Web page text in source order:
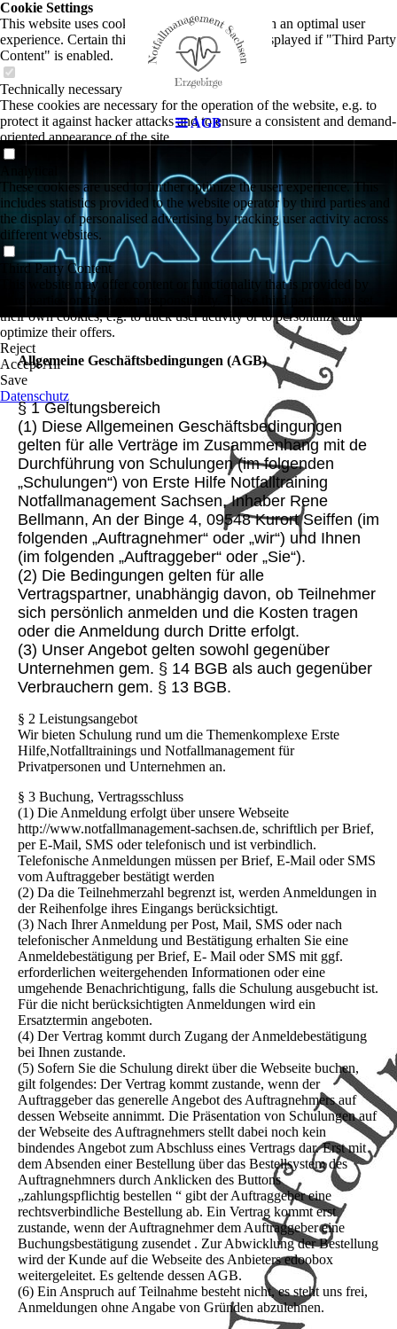
AGB
Allgemeine Geschäftsbedingungen (AGB)
§ 1 Geltungsbereich
(1) Diese Allgemeinen Geschäftsbedingungen
gelten für alle Verträge im Zusammenhang mit de
Durchführung von Schulungen (im folgenden
„Schulungen“) von Erste Hilfe Notfalltraining
Notfallmanagement Sachsen, Inhaber Rene
Bellmann, An der Binge 4, 09548 Kurort Seiffen (im
folgenden „Auftragnehmer“ oder „wir“) und Ihnen
(im folgenden „Auftraggeber“ oder „Sie“).
(2) Die Bedingungen gelten für alle
Vertragspartner, unabhängig davon, ob Teilnehmer
sich persönlich anmelden und die Kosten tragen
oder die Anmeldung durch Dritte erfolgt.
(3) Unser Angebot gelten sowohl gegenüber
Unternehmen gem. § 14 BGB als auch gegenüber
Verbrauchern gem. § 13 BGB.
§ 2 Leistungsangebot
Wir bieten Schulung rund um die Themenkomplexe Erste
Hilfe,Notfalltrainings und Notfallmanagement für
Privatpersonen und Unternehmen an.
§ 3 Buchung, Vertragsschluss
(1) Die Anmeldung erfolgt über unsere Webseite
http://www.notfallmanagement-sachsen.de, schriftlich per Brief,
per E-Mail, SMS oder telefonisch und ist verbindlich.
Telefonische Anmeldungen müssen per Brief, E-Mail oder SMS
vom Auftraggeber bestätigt werden
(2) Da die Teilnehmerzahl begrenzt ist, werden Anmeldungen in
der Reihenfolge ihres Eingangs berücksichtigt.
(3) Nach Ihrer Anmeldung per Post, Mail, SMS oder nach
telefonischer Anmeldung und Bestätigung erhalten Sie eine
Anmeldebestätigung per Brief, E- Mail oder SMS mit ggf.
erforderlichen weitergehenden Informationen oder eine
umgehende Benachrichtigung, falls die Schulung ausgebucht ist.
Für die nicht berücksichtigten Anmeldungen wird ein
Ersatztermin angeboten.
(4) Der Vertrag kommt durch Zugang der Anmeldebestätigung
bei Ihnen zustande.
(5) Sofern Sie die Schulung direkt über die Webseite buchen,
gilt folgendes: Der Vertrag kommt zustande, wenn der
Auftraggeber das generelle Angebot des Auftragnehmers auf
dessen Webseite annimmt. Die Präsentation von Schulungen auf
der Webseite des Auftragnehmers stellt dabei noch kein
bindendes Angebot zum Abschluss eines Vertrags dar. Erst mit
dem Absenden einer Bestellung über das Bestellsystem des
Auftragnehmners durch Anklicken des Buttons
„zahlungspflichtig bestellen “ gibt der Auftraggeber eine
rechtsverbindliche Bestellung ab. Ein Vertrag kommt erst
zustande, wenn der Auftragnehmer dem Auftraggeber eine
Buchungsbestätigung zusendet . Zur Abwicklung der Bestellung
wird der Kunde auf die Webseite des Anbieters edoobox
weitergeleitet. Es geltende dessen AGB.
(6) Ein Anspruch auf Teilnahme besteht nicht, es steht uns frei,
Anmeldungen ohne Angabe von Gründen abzulehnen.
Cookie Settings
This website uses cookies to provide visitors with an optimal user
experience. Certain third party content is only displayed if "Third Party
Content" is enabled.
Technically necessary
These cookies are necessary for the operation of the website, e.g. to
protect it against hacker attacks and to ensure a consistent and demand-
oriented appearance of the site.
Analytical
These cookies are used to further optimize the user experience. This
includes statistics provided to the website operator by third parties and
the display of personalised advertising by tracking user activity across
different websites.
Third Party Content
This website may offer content or functionality that is provided by
third parties on their own responsibility. These third parties may set
their own cookies, e.g. to track user activity or to personalize and
optimize their offers.
Reject
Accept All
Save
Datenschutz